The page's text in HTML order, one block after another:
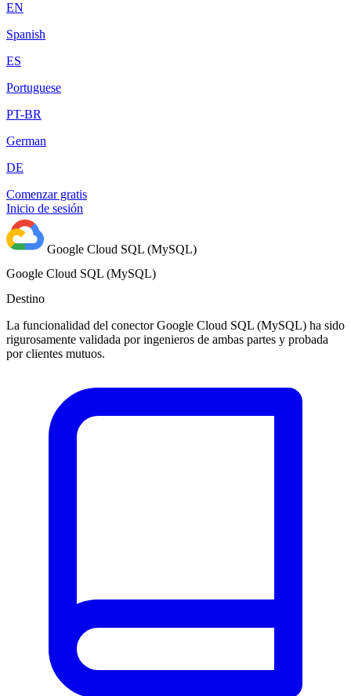
EN
Spanish
ES
Portuguese
PT-BR
German
DE
Comenzar gratis
Inicio de sesión
Google Cloud SQL (MySQL)
Google Cloud SQL (MySQL)
Destino
La funcionalidad del conector Google Cloud SQL (MySQL) ha sido
rigurosamente validada por ingenieros de ambas partes y probada
por clientes mutuos.